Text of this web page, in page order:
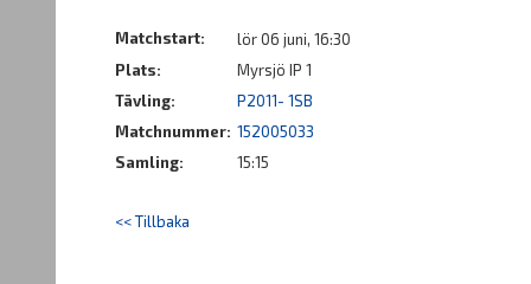
Matchstart:
lör 06 juni, 16:30
Plats:
Myrsjö IP 1
Tävling:
P2011- 1SB
Matchnummer: 152005033
Samling:
15:15
<< Tillbaka